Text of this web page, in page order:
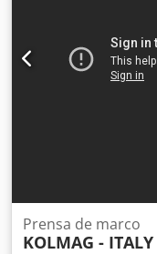
Prensa de marco
KOLMAG - ITALY